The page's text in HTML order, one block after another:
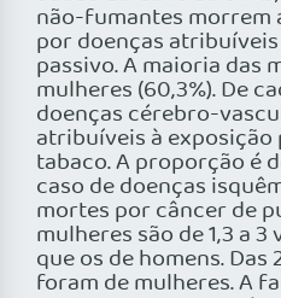
não-fumantes morrem
por doenças
passivo. A maioria das
mulheres (60,3%). De
doenças cérebro-
atribuíveis à exposição
tabaco. A proporção é
caso de doenças
mortes por câncer de
mulheres são de 1,3 a
que os de homens. Das
foram de mulheres. A